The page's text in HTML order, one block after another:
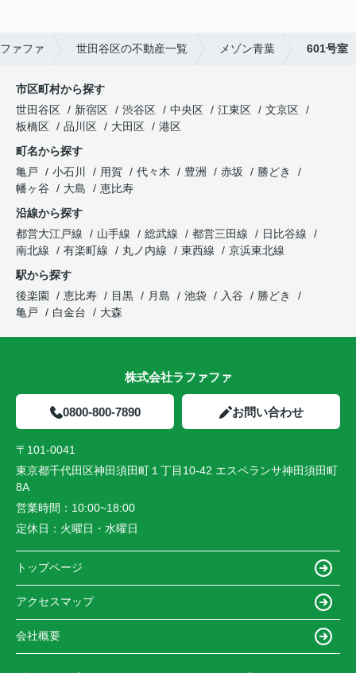
ァファ 世田谷区の不動産一覧 メゾン青葉 601号室
市区町村から探す
世田谷区
新宿区 渋谷区 中央区 江東区
文京区
板橋区
品川区 大田区
港区
町名から探す
亀戸
小石川 用賀 代々木 豊洲 赤坂
勝どき
幡ヶ谷
大島
恵比寿
沿線から探す
都営大江戸線
山手線 総武線 都営三田線
日比谷線
南北線
有楽町線 丸ノ内線 東西線
京浜東北線
駅から探す
後楽園
恵比寿 目黒 月島 池袋 入谷
勝どき
亀戸
白金台 大森
株式会社ラファファ
0800-800-7890 お問い合わせ
〒101-0041
東京都千代田区神田須田町１丁目10-42 エスペランサ神田須田町
8A
営業時間： 10:00~18:00
定休日： 火曜日・水曜日
トップページ
アクセスマップ
会社概要